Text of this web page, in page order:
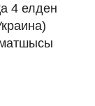
4 елден